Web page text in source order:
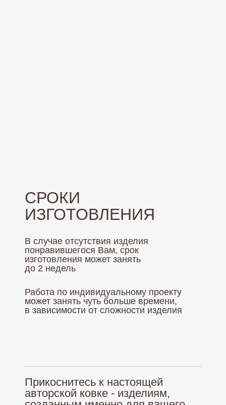
Работа по индивидуальному проекту
может занять чуть больше времени,
в зависимости от сложности изделия
В случае отсутствия изделия
понравившегося Вам, срок
изготовления может занять
до 2 недель
СРОКИ
ИЗГОТОВЛЕНИЯ
Прикоснитесь к настоящей
авторской ковке - изделиям,
Согласие на обработку персональных данных
nadezhda.borozdina
Создание сайта
Монтаж
Гарантия
Палитра
Люстры из дерева
Большие люстры
Кованые люстры